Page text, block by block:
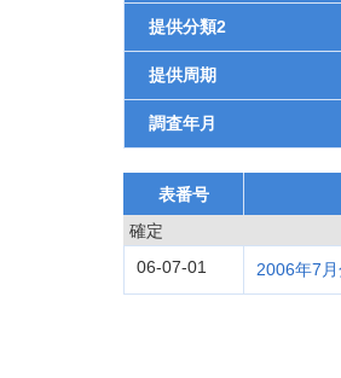
提供分類2
提供周期
調査年月
表番号
確定
06-07-01
2006年7